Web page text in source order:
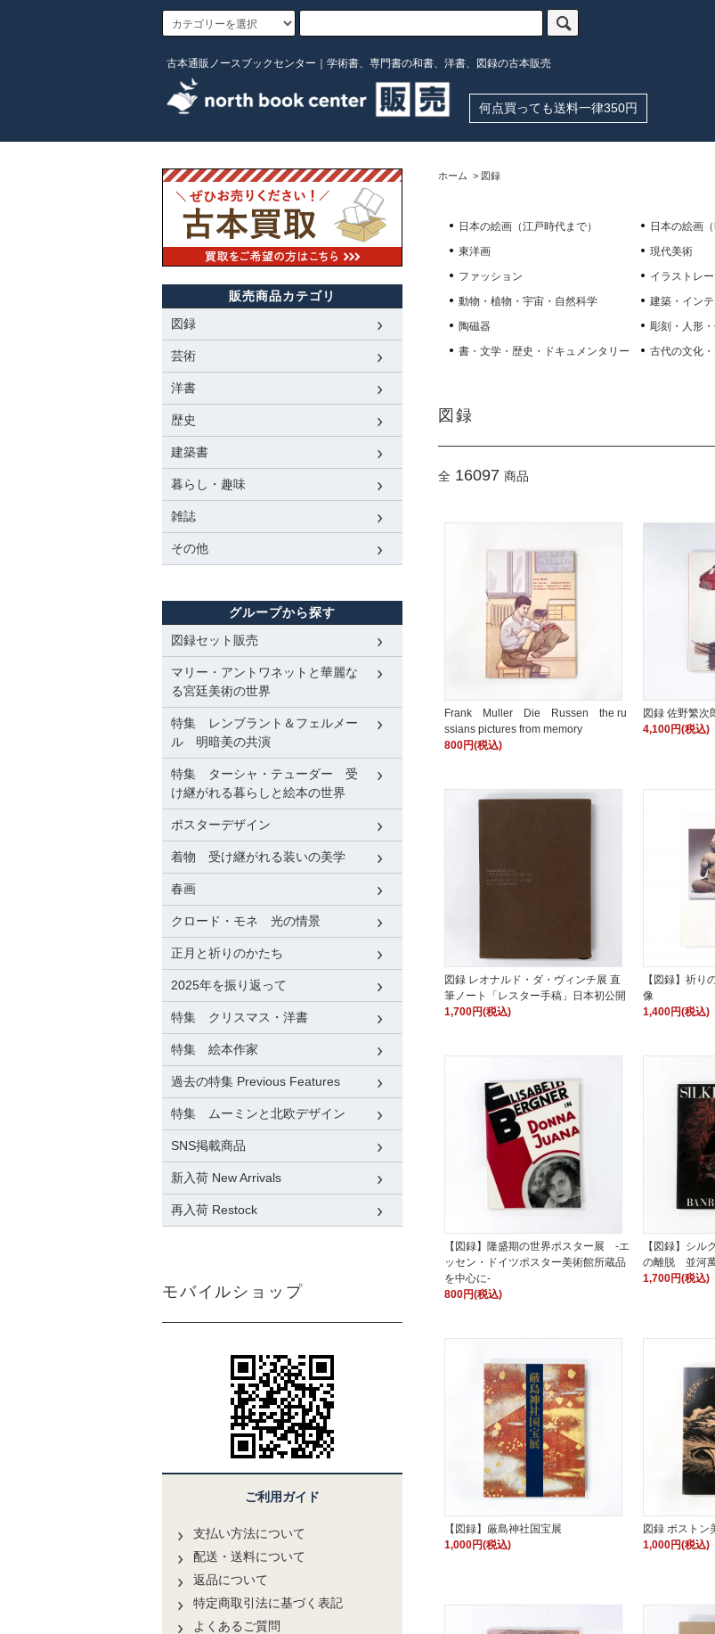
古本通販ノースブックセンター｜学術書、専門書の和書、洋書、図録の古本販売
何点買っても送料一律350円
ホーム > 図録
日本の絵画（江戸時代まで） 日本の絵画（
東洋画
現代美術
ファッション
イラストレ
動物・植物・宇宙・自然科学
建築・イン
陶磁器
彫刻・人形
書・文学・歴史・ドキュメンタリー
古代の文化
図録
全 16097 商品
Frank Muller Die Russen the ru
ssians pictures from memory
800円(税込)
図録 佐野繁次
4,100円(税込)
図録 レオナルド・ダ・ヴィンチ展 直
筆ノート「レスター手稿」日本初公開
1,700円(税込)
【図録】祈
像
1,400円(税込)
【図録】隆盛期の世界ポスター展 -エ
ッセン・ドイツポスター美術館所蔵品
を中心に-
800円(税込)
【図録】シル
の離脱 並河
1,700円(税込)
【図録】厳島神社国宝展
1,000円(税込)
図録 ボストン
1,000円(税込)
販売商品カテゴリ
図録
芸術
洋書
歴史
建築書
暮らし・趣味
雑誌
その他
グループから探す
図録セット販売
マリー・アントワネットと華麗な
る宮廷美術の世界
特集 レンブラント＆フェルメー
ル 明暗美の共演
特集 ターシャ・テューダー 受
け継がれる暮らしと絵本の世界
ポスターデザイン
着物 受け継がれる装いの美学
春画
クロード・モネ 光の情景
正月と祈りのかたち
2025年を振り返って
特集 クリスマス・洋書
特集 絵本作家
過去の特集 Previous Features
特集 ムーミンと北欧デザイン
SNS掲載商品
新入荷 New Arrivals
再入荷 Restock
モバイルショップ
ご利用ガイド
支払い方法について
配送・送料について
返品について
特定商取引法に基づく表記
よくあるご質問